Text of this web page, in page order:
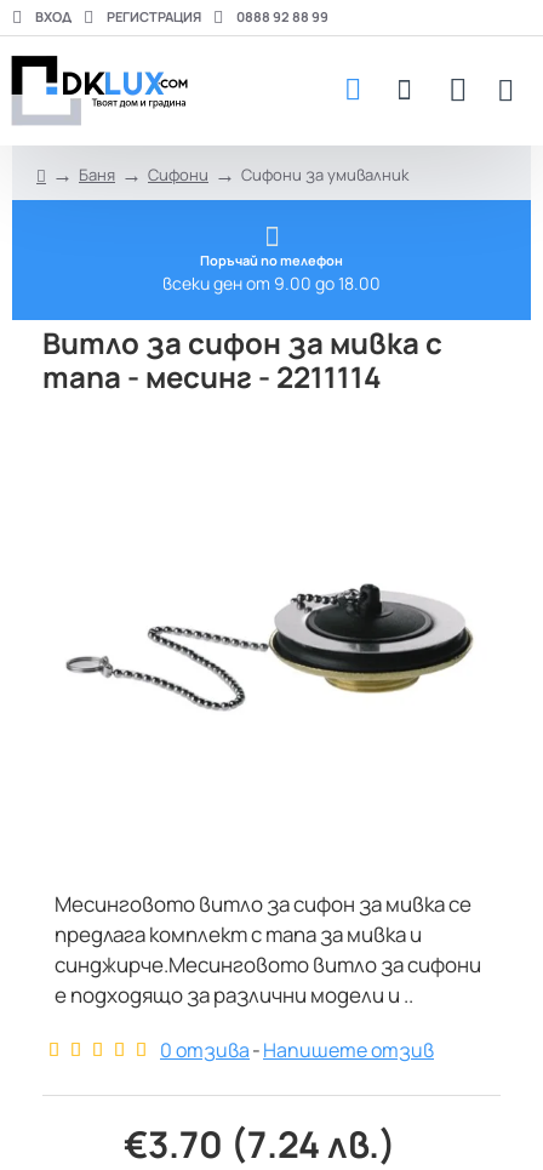
ВХОД РЕГИСТРАЦИЯ 0888 92 88 99
Баня Сифони Сифони за умивалник
Поръчай по телефон
всеки ден от 9.00 до 18.00
Витло за сифон за мивка с
тапа - месинг - 2211114
Месинговото витло за сифон за мивка се
предлага комплект с тапа за мивка и
синджирче.Месинговото витло за сифони
е подходящо за различни модели и ..
0 отзива-Напишете отзив
€3.70 (7.24 лв.)